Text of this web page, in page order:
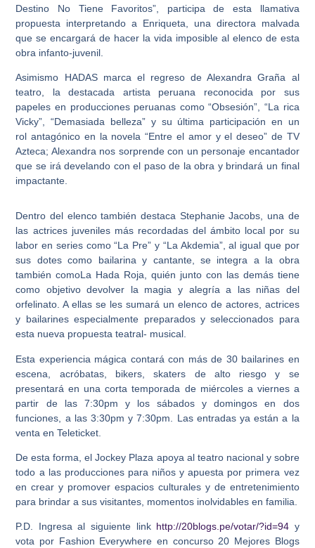
Destino No Tiene Favoritos”, participa de esta llamativa
propuesta interpretando a Enriqueta, una directora malvada
que se encargará de hacer la vida imposible al elenco de esta
obra infanto-juvenil.
Asimismo HADAS marca el regreso de Alexandra Graña al
teatro, la destacada artista peruana reconocida por sus
papeles en producciones peruanas como “Obsesión”, “La rica
Vicky”, “Demasiada belleza” y su última participación en un
rolantagónico en la novela “Entre el amor y el deseo” de TV
Azteca; Alexandranos sorprende con un personaje encantador
que se irá develando con el paso de la obra y brindará un final
impactante.
Dentro del elenco también destaca Stephanie Jacobs, una de
las actrices juveniles más recordadas del ámbito local por su
labor en series como “La Pre” y “La Akdemia”, al igual que por
sus dotes como bailarina y cantante, se integra a la obra
también comoLa Hada Roja, quién junto con las demás tiene
como objetivo devolver la magia y alegría a las niñas del
orfelinato. A ellas se les sumará un elenco de actores, actrices
y bailarines especialmente preparados y seleccionados para
esta nueva propuesta teatral- musical.
Esta experiencia mágica contará con más de 30 bailarines en
escena, acróbatas, bikers, skaters de alto riesgo y se
presentará en una corta temporada de miércoles a viernes a
partir de las 7:30pm y los sábados y domingos en dos
funciones, a las 3:30pm y 7:30pm. Las entradas ya están a la
venta en Teleticket.
De esta forma, el Jockey Plaza apoya al teatro nacional y sobre
todo a las producciones para niños y apuesta por primera vez
en crear y promover espacios culturales y de entretenimiento
para brindar a sus visitantes, momentos inolvidables en familia.
P.D. Ingresa al siguiente link http://20blogs.pe/votar/?id=94 y
vota por Fashion Everywhere en concurso 20 Mejores Blogs